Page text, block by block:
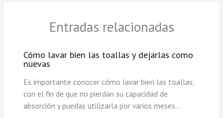
Entradas relacionadas
Cómo lavar bien las toallas y dejarlas como
nuevas
Es importante conocer cómo lavar bien las toallas,
con el fin de que no pierdan su capacidad de
absorción y puedas utilizarla por varios meses…